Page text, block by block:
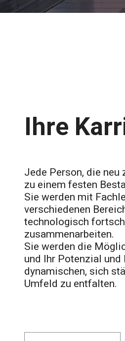
Ihre
Jede Person, die neu
zu einem festen
Sie werden mit
verschiedenen
technologisch
zusammenarbeiten.
Sie werden die
und Ihr Potenzial
dynamischen, sich
Umfeld zu entfalten.